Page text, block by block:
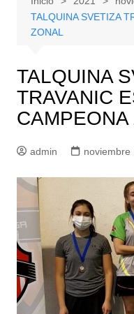
TALQUINA SVETIZA
ZONAL
TALQUINA
TRAVANIC
CAMPEONA
admin noviembre